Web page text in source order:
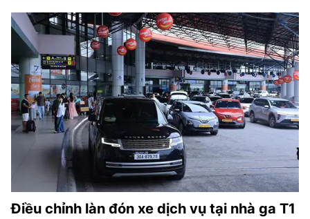
Điều chỉnh làn đón xe dịch vụ tại nhà ga T1